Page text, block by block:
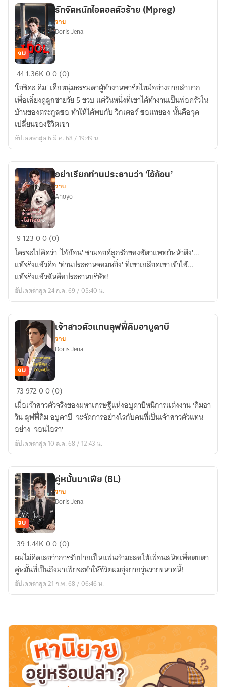
ไป
รัก
จัด
หนัก
ไอ
ดอล
ตัว
ร้าย
จบ
รักจัดหนักไอดอลตัวร้าย (Mpreg)
วาย
Doris Jena
441.36K00 (0)
'โยชิดะ คิม' เด็กหนุ่มธรรมดาผู้ทำงานพาร์ตไทม์อย่างยากลำบาก
เพื่อเลี้ยงดูลูกชายวัย 5 ขวบ แต่วันหนึ่งที่เขาได้ทำงานเป็นพ่อครัวใน
บ้านของตระกูลซอ ทำให้ได้พบกับ วิกเตอร์ ซอแทยอง นั้นคือจุด
เปลี่ยนของชีวิตเขา
อัปเดตล่าสุด 6 มี.ค. 68 / 19:49 น.
อย่า
เรียก
ท่าน
ประธาน
ว่า
‘ไอ้
อย่าเรียกท่านประธานว่า ‘ไอ้ก้อน’
วาย
Ahoyo
9 12300 (0)
ใครจะไปคิดว่า 'ไอ้ก้อน' ซามอยด์ลูกรักของสัตวแพทย์หน้าตึง'...
แท้จริงแล้วคือ 'ท่านประธานจอมหยิ่ง' ที่เขาเกลียดเขาเข้าไส้...
แท้จริงแล้วฉันคือประธานบริษัท!
อัปเดตล่าสุด 24 ก.ค. 69 / 05:40 น.
เจ้า
สาว
ตัว
แทน
ลุฟ
ฟี่
มอา
บูด
าบี
จบ
เจ้าสาวตัวแทนลุฟฟี่คิมอาบูดาบี
วาย
Doris Jena
7397200 (0)
เมื่อเจ้าสาวตัวจริงของมหาเศรษฐีแห่งอบูดาบีหนีการแต่งงาน 'คิมธา
วิน ลุฟฟี่คิม อบูดาบี' จะจัดการอย่างไรกับคนที่เป็นเจ้าสาวตัวแทน
อย่าง 'จอนไอรา'
อัปเดตล่าสุด 10 ส.ค. 68 / 12:43 น.
คู่
หมั้น
มาเฟีย
(BL)
จบ
คู่หมั้นมาเฟีย (BL)
วาย
Doris Jena
39 1.44K00 (0)
ผมไม่คิดเลยว่าการรับปากเป็นแฟนกำมะลอให้เพื่อนสนิทเพื่อตบตา
คู่หมั้นที่เป็นถึงมาเฟียจะทำให้ชีวิตผมยุ่งยากวุ่นวายขนาดนี้!
อัปเดตล่าสุด 21 ก.พ. 68 / 06:46 น.